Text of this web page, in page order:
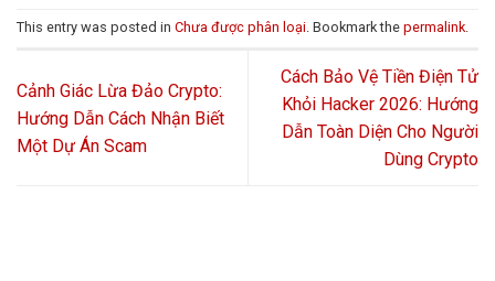
This entry was posted in Chưa được phân loại. Bookmark the permalink.
Cảnh Giác Lừa Đảo Crypto:
Hướng Dẫn Cách Nhận Biết
Một Dự Án Scam
Cách Bảo Vệ Tiền Điện Tử
Khỏi Hacker 2026: Hướng
Dẫn Toàn Diện Cho Người
Dùng Crypto